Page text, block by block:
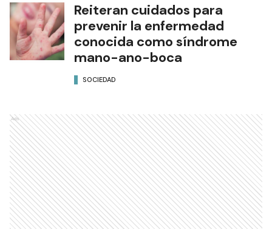
Reiteran cuidados para
prevenir la enfermedad
conocida como síndrome
mano-ano-boca
SOCIEDAD
Ads